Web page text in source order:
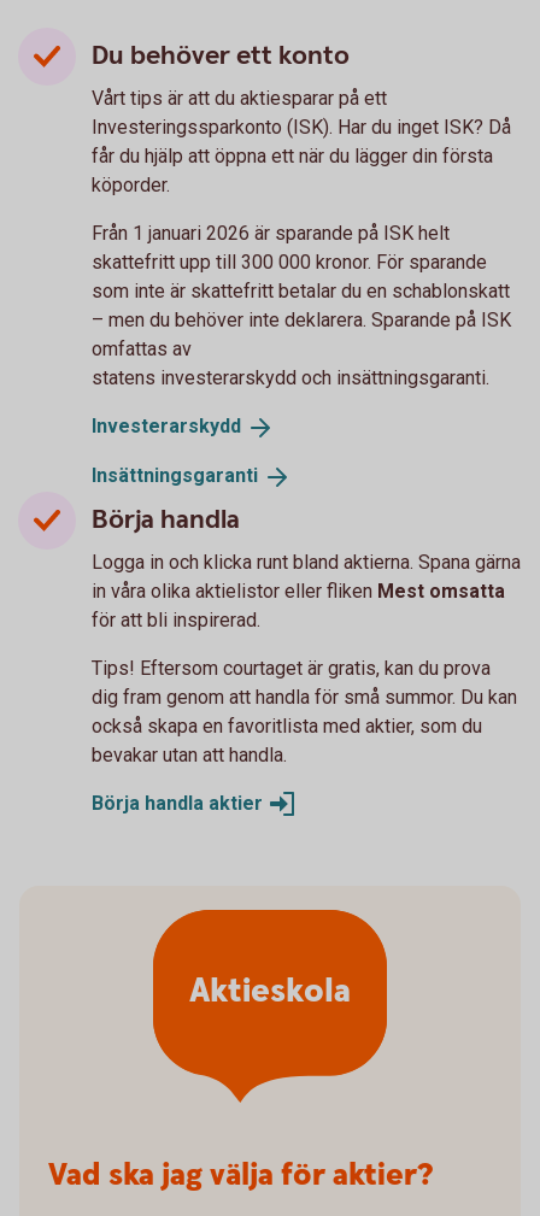
Du behöver ett konto
Vårt tips är att du aktiesparar på ett
Investeringssparkonto (ISK). Har du inget ISK? Då
får du hjälp att öppna ett när du lägger din första
köporder.
Från 1 januari 2026 är sparande på ISK helt
skattefritt upp till 300 000 kronor. För sparande
som inte är skattefritt betalar du en schablonskatt
– men du behöver inte deklarera. Sparande på ISK
omfattas av
statens investerarskydd och insättningsgaranti.
Investerarskydd
Insättningsgaranti
Börja handla
Logga in och klicka runt bland aktierna. Spana gärna
in våra olika aktielistor eller fliken Mest omsatta
för att bli inspirerad.
Tips! Eftersom courtaget är gratis, kan du prova
dig fram genom att handla för små summor. Du kan
också skapa en favoritlista med aktier, som du
bevakar utan att handla.
Börja handla aktier
Vad ska jag välja för aktier?
Aktieskola